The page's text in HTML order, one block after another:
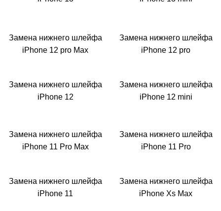
Замена нижнего шлейфа
iPhone 12 pro Max
Замена нижнего шлейфа
iPhone 12 pro
Замена нижнего шлейфа
iPhone 12
Замена нижнего шлейфа
iPhone 12 mini
Замена нижнего шлейфа
iPhone 11 Pro Max
Замена нижнего шлейфа
iPhone 11 Pro
Замена нижнего шлейфа
iPhone 11
Замена нижнего шлейфа
iPhone Xs Max